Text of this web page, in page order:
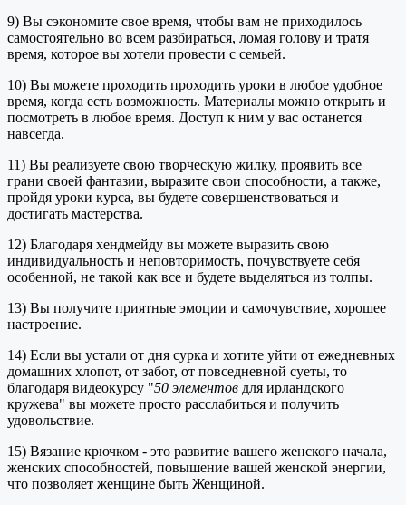
9) Вы сэкономите свое время, чтобы вам не приходилось
самостоятельно во всем разбираться, ломая голову и тратя
время, которое вы хотели провести с семьей.
10) Вы можете проходить проходить уроки в любое удобное
время, когда есть возможность. Материалы можно открыть и
посмотреть в любое время. Доступ к ним у вас останется
навсегда.
11) Вы реализуете свою творческую жилку, проявить все
грани своей фантазии, выразите свои способности, а также,
пройдя уроки курса, вы будете совершенствоваться и
достигать мастерства.
12) Благодаря хендмейду вы можете выразить свою
индивидуальность и неповторимость, почувствуете себя
особенной, не такой как все и будете выделяться из толпы.
13) Вы получите приятные эмоции и самочувствие, хорошее
настроение.
14) Если вы устали от дня сурка и хотите уйти от ежедневных
домашних хлопот, от забот, от повседневной суеты, то
благодаря видеокурсу "50 элементов для ирландского
кружева" вы можете просто расслабиться и получить
удовольствие.
15) Вязание крючком - это развитие вашего женского начала,
женских способностей, повышение вашей женской энергии,
что позволяет женщине быть Женщиной.